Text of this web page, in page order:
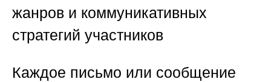
жанров и коммуникативных
стратегий участников
Каждое письмо или сообщение